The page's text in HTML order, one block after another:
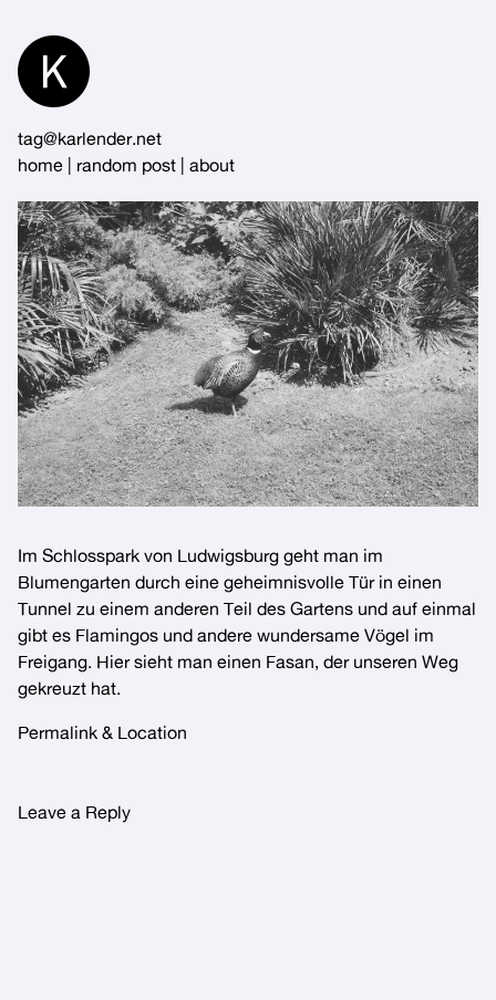
Content
tag@karlender.net
home
random post about
Im Schlosspark von Ludwigsburg geht man im
Blumengarten durch eine geheimnisvolle Tür in einen
Tunnel zu einem anderen Teil des Gartens und auf einmal
gibt es Flamingos und andere wundersame Vögel im
Freigang. Hier sieht man einen Fasan, der unseren Weg
gekreuzt hat.
Permalink & Location
Leave a Reply